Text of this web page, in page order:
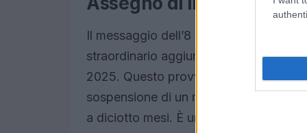
Il messaggio dell’8 agosto 2025 ha
straordinario aggiuntivo dell’Assegno
2025. Questo provvedimento si
sospensione di un mese del beneficio
a diciotto mesi. È un passo